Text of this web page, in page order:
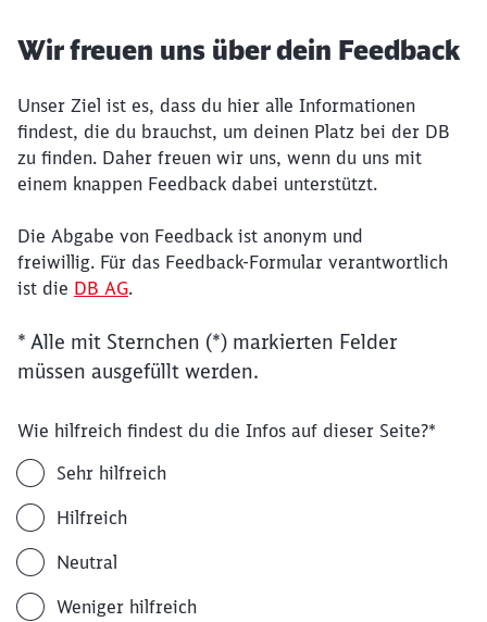
Wir freuen uns über dein Feedback
Unser Ziel ist es, dass du hier alle Informationen
findest, die du brauchst, um deinen Platz bei der DB
zu finden. Daher freuen wir uns, wenn du uns mit
einem knappen Feedback dabei unterstützt.
Die Abgabe von Feedback ist anonym und
freiwillig. Für das Feedback-Formular verantwortlich
ist die DB AG.
* Alle mit Sternchen (*) markierten Felder
müssen ausgefüllt werden.
Wie hilfreich findest du die Infos auf dieser Seite?*
Sehr hilfreich
Hilfreich
Neutral
Weniger hilfreich